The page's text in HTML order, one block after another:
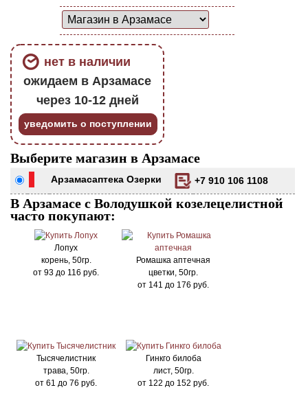
нет в наличии
ожидаем в Арзамасе
через 10-12 дней
уведомить о поступлении
Выберите магазин в Арзамасе
Арзамасаптека Озерки +7 910 106 1108
В Арзамасе с Володушкой козелецелистной
часто покупают:
Лопух
корень, 50гр.
от 93 до 116 руб.
Ромашка аптечная
цветки, 50гр.
от 141 до 176 руб.
Тысячелистник
трава, 50гр.
от 61 до 76 руб.
Гинкго билоба
лист, 50гр.
от 122 до 152 руб.